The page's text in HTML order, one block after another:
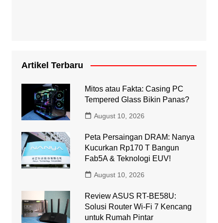
Artikel Terbaru
Mitos atau Fakta: Casing PC
Tempered Glass Bikin Panas?
August 10, 2026
Peta Persaingan DRAM: Nanya
Kucurkan Rp170 T Bangun
Fab5A & Teknologi EUV!
August 10, 2026
Review ASUS RT-BE58U:
Solusi Router Wi-Fi 7 Kencang
untuk Rumah Pintar